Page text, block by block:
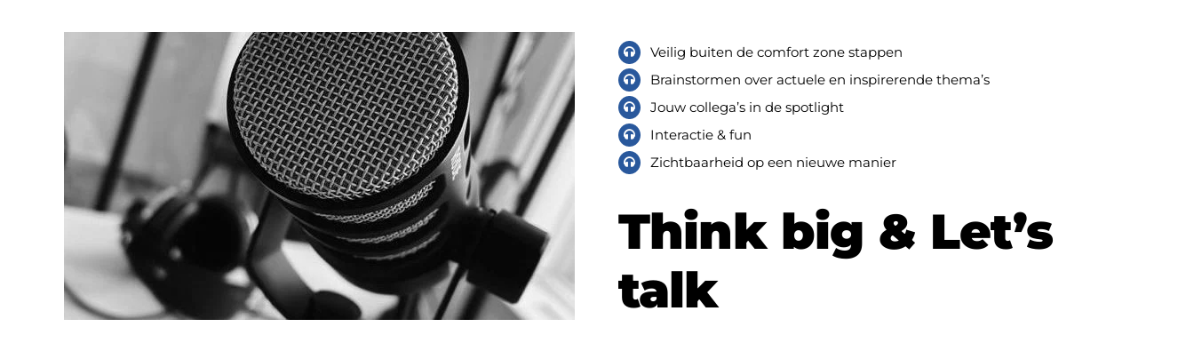
Veilig buiten de comfort zone stappen
Brainstormen over actuele en inspirerende thema’s
Jouw collega’s in de spotlight
Interactie & fun
Zichtbaarheid op een nieuwe manier
Think big & Let’s
talk